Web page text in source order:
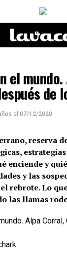
el
de
el 07/12/2020
reserva
enciende y
y las
rebrote. Lo
las llamas